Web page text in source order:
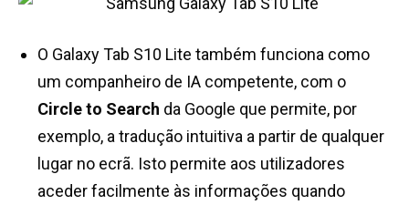
O Galaxy Tab S10 Lite também funciona como
um companheiro de IA competente, com o
Circle to Search da Google que permite, por
exemplo, a tradução intuitiva a partir de qualquer
lugar no ecrã. Isto permite aos utilizadores
aceder facilmente às informações quando